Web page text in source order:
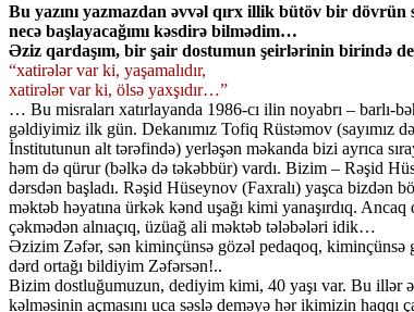
Bu yazını yazmazdan əvvəl qırx illik bütöv bir
necə başlayacağımı kəsdirə bilmədim…
Əziz qardaşım, bir şair dostumun şeirlərinin birində
“xatirələr var ki, yaşamalıdır,
xatirələr var ki, ölsə yaxşıdır…”
… Bu misraları xatırlayanda 1986-cı ilin noyabrı – barlı-
gəldiyimiz ilk gün. Dekanımız Tofiq Rüstəmov (sayımız
İnstitutunun alt tərəfində) yerləşən məkanda bizi ayrıca
həm də qürur (bəlkə də təkəbbür) vardı. Bizim – Rəşid
dərsdən başladı. Rəşid Hüseynov (Faxralı) yaşca
məktəb həyatına ürkək kənd uşağı kimi yanaşırdıq.
çəkmədən alnıaçıq, üzüağ ali məktəb tələbələri idik…
Əzizim Zəfər, sən kiminçünsə gözəl pedaqoq, kiminçünsə
dərd ortağı bildiyim Zəfərsən!..
Bizim dostluğumuzun, dediyim kimi, 40 yaşı var. Bu illər
kəlməsinin açmasını uca səslə deməyə hər ikimizin